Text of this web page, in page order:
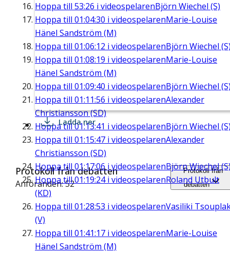
Hoppa till 53:26 i videospelarenBjörn Wiechel (S)
Hoppa till 01:04:30 i videospelarenMarie-Louise
Hänel Sandström (M)
Hoppa till 01:06:12 i videospelarenBjörn Wiechel
Hoppa till 01:08:19 i videospelarenMarie-Louise
Hänel Sandström (M)
Hoppa till 01:09:40 i videospelarenBjörn Wiechel
Hoppa till 01:11:56 i videospelarenAlexander
Christiansson (SD)
Hoppa till01:13:41 i videospelarenBjörn Wiechel
Hoppa till 01:15:47 i videospelarenAlexander
Christiansson (SD)
Hoppa till 01:17:06 i videospelarenBjörn Wiechel
Hoppa till01:19:24i videospelarenRoland Utbult
(KD)
Hoppa till 01:28:53 i videospelarenVasiliki
(V)
Hoppa till 01:41:17 i videospelarenMarie-Louise
Hänel Sandström (M)
Ladda ner
Protokoll från debatten
Anföranden: 52
Protokoll från
debatten